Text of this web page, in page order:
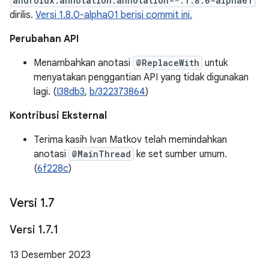
dirilis. Versi 1.8.0-alpha01 berisi commit ini.
Perubahan API
Menambahkan anotasi @ReplaceWith untuk
menyatakan penggantian API yang tidak digunakan
lagi. (I38db3, b/322373864)
Kontribusi Eksternal
Terima kasih Ivan Matkov telah memindahkan
anotasi @MainThread ke set sumber umum.
(6f228c)
Versi 1.7
Versi 1.7.1
13 Desember 2023